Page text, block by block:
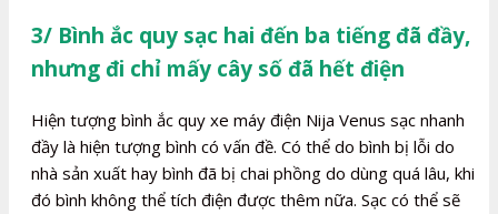
3/ Bình ắc quy sạc hai đến ba tiếng đã đầy,
nhưng đi chỉ mấy cây số đã hết điện
Hiện tượng bình ắc quy xe máy điện Nija Venus sạc nhanh
đầy là hiện tượng bình có vấn đề. Có thể do bình bị lỗi do
nhà sản xuất hay bình đã bị chai phồng do dùng quá lâu, khi
đó bình không thể tích điện được thêm nữa. Sạc có thể sẽ